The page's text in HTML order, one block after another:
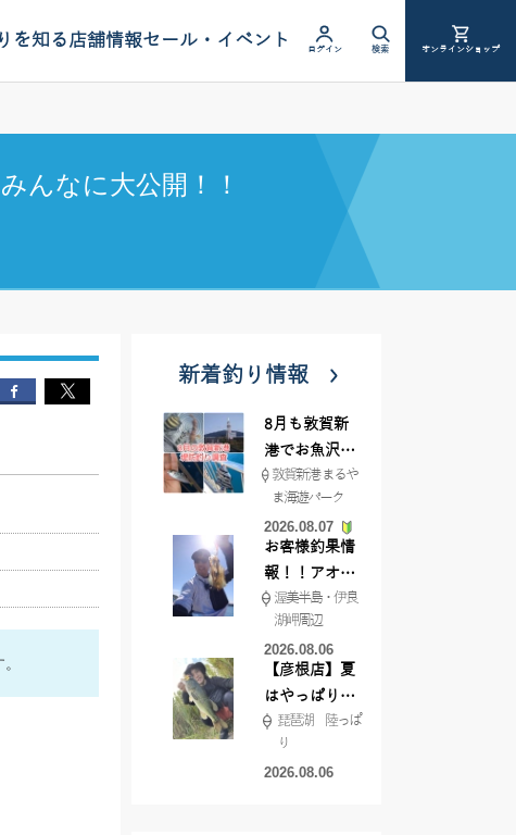
を知る店舗情報セール・イベント ログイン 検索 オンラインショップ
んなに大公開！！
新着釣り情報
8月も敦賀新
港でお魚沢山
♪ イシグロ彦
根店
敦賀新港 まるや
ま海遊パーク
2026.08.07
お客様釣果情
報！！アオリ
イカが釣れ始
めています！
渥美半島・伊良
湖岬周辺
2026.08.06
【彦根店】夏
はやっぱりカ
バー撃ち
【45cmキャ
ッチ】
琵琶湖 陸っぱ
り
2026.08.06